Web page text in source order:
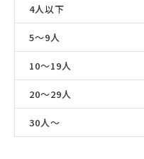
4人以下
5〜9人
10〜19人
20〜29人
30人〜